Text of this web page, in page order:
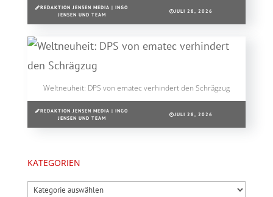
REDAKTION JENSEN MEDIA | INGO
JENSEN UND TEAM
JULI 28, 2026
Weltneuheit: DPS von ematec verhindert den Schrägzug
REDAKTION JENSEN MEDIA | INGO
JENSEN UND TEAM
JULI 28, 2026
KATEGORIEN
Kategorien